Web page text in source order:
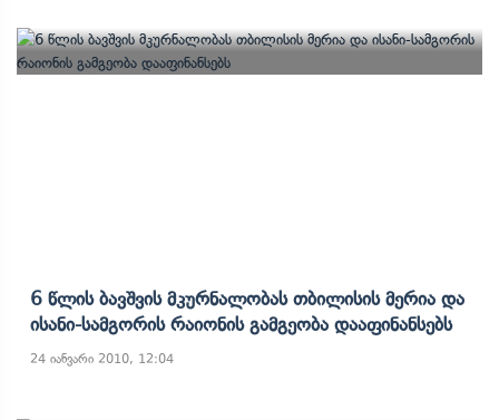
6 Წლის Ბავშვის Მკურნალობას Თბილისის Მერია Და
Ისანი-Სამგორის Რაიონის Გამგეობა Დააფინანსებს
24 იანვარი 2010, 12:04